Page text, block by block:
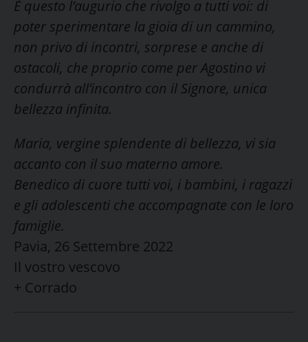
È questo l’augurio che rivolgo a tutti voi: di
poter sperimentare la gioia di un cammino,
non privo di incontri, sorprese e anche di
ostacoli, che proprio come per Agostino vi
condurrà all’incontro con il Signore, unica
bellezza infinita.
Maria, vergine splendente di bellezza, vi sia
accanto con il suo materno amore.
Benedico di cuore tutti voi, i bambini, i ragazzi
e gli adolescenti che accompagnate con le loro
famiglie.
Pavia, 26 Settembre 2022
Il vostro vescovo
+ Corrado